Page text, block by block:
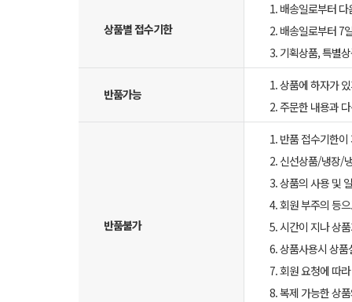
상품별 접수기한
1. 배송일로부터
2. 배송일로부터 7
3. 기획상품, 특별
반품가능
1. 상품에 하자가
2. 주문한 내용과
반품불가
1. 반품 접수기한이
2. 신선상품/냉장/
3. 상품의 사용 및
4. 회원 부주의 등
5. 시간이 지나 상
6. 상품사용시 상
7. 회원 요청에 따
8. 복제 가능한 상